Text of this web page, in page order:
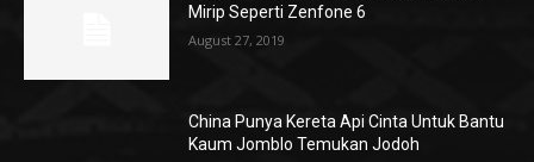
Mirip Seperti Zenfone 6
August 27, 2019
China Punya Kereta Api Cinta Untuk Bantu
Kaum Jomblo Temukan Jodoh